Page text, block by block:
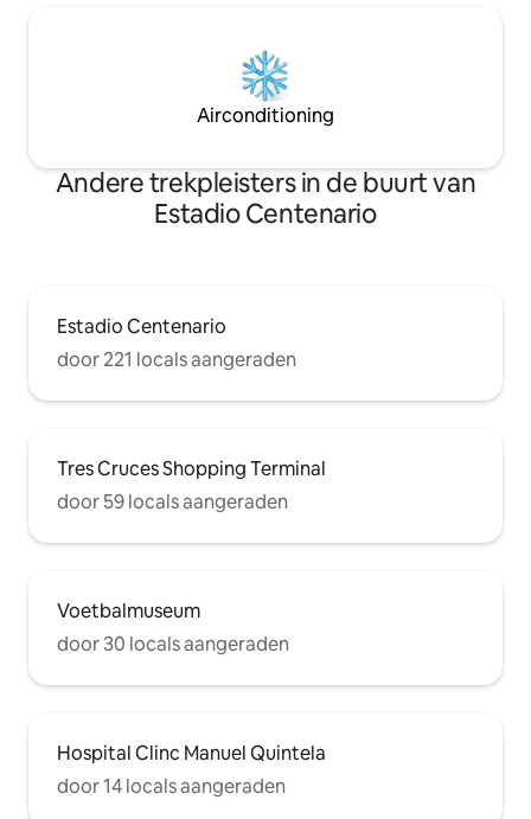
Airconditioning
Andere trekpleisters in de buurt van
Estadio Centenario
Estadio Centenario
door 221 locals aangeraden
Tres Cruces Shopping Terminal
door 59 locals aangeraden
Voetbalmuseum
door 30 locals aangeraden
Hospital Clinc Manuel Quintela
door 14 locals aangeraden